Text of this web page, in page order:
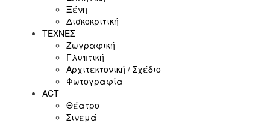
Ξένη
Δισκοκριτική
ΤΕΧΝΕΣ
Ζωγραφική
Γλυπτική
Αρχιτεκτονική / Σχέδιο
Φωτογραφία
ACT
Θέατρο
Σινεμά